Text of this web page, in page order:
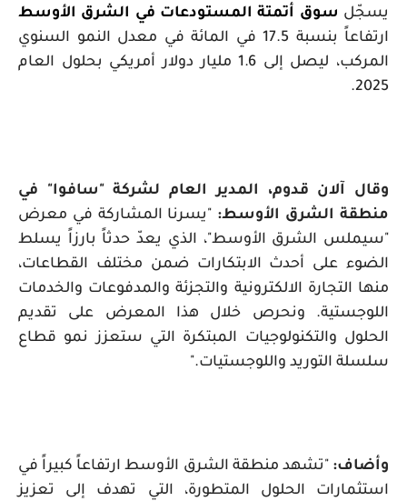
يسجّل سوق أتمتة المستودعات في الشرق الأوسط
ارتفاعاً بنسبة 17.5 في المائة في معدل النمو السنوي
المركب، ليصل إلى 1.6 مليار دولار أمريكي بحلول العام
2025.
وقال آلان قدوم، المدير العام لشركة "سافوا" في
منطقة الشرق الأوسط: "يسرنا المشاركة في معرض
"سيملس الشرق الأوسط"، الذي يعدّ حدثاً بارزاً يسلط
الضوء على أحدث الابتكارات ضمن مختلف القطاعات،
منها التجارة الالكترونية والتجزئة والمدفوعات والخدمات
اللوجستية. ونحرص خلال هذا المعرض على تقديم
الحلول والتكنولوجيات المبتكرة التي ستعزز نمو قطاع
سلسلة التوريد واللوجستيات."
وأضاف: "تشهد منطقة الشرق الأوسط ارتفاعاً كبيراً في
استثمارات الحلول المتطورة، التي تهدف إلى تعزيز